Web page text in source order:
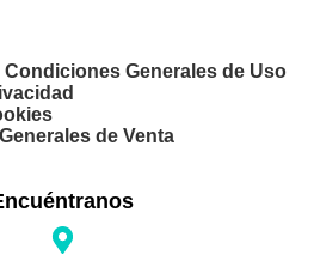
Generales de Uso
de Venta